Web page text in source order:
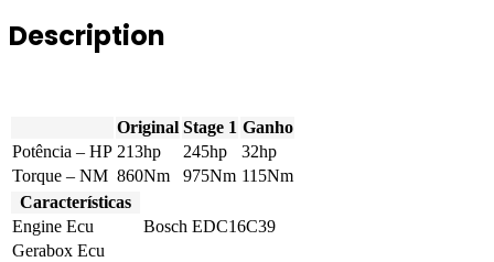
Description
Original Stage 1 Ganho
Potência – HP 213hp 245hp
32hp
Torque – NM 860Nm 975Nm 115Nm
Características
Engine Ecu
Bosch EDC16C39
Gerabox Ecu